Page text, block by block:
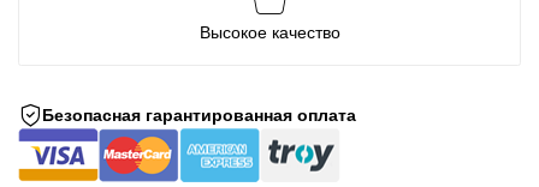
Высокое качество
Безопасная гарантированная оплата